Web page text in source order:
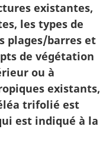
existantes,
les types de
plages/barres et
de végétation
ou à
existants,
trifolié est
est indiqué à la